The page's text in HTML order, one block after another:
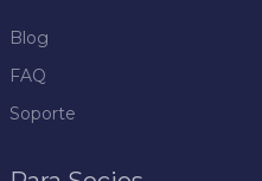
Blog
FAQ
Soporte